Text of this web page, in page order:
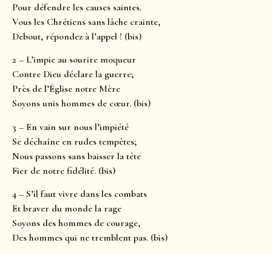
Pour défendre les causes saintes.
Vous les Chrétiens sans lâche crainte,
Debout, répondez à l’appel ! (bis)
2 – L’impie au sourire moqueur
Contre Dieu déclare la guerre;
Près de l’Église notre Mère
Soyons unis hommes de cœur. (bis)
3 – En vain sur nous l’impiété
Se déchaîne en rudes tempêtes;
Nous passons sans baisser la tête
Fier de notre fidélité. (bis)
4 – S’il faut vivre dans les combats
Et braver du monde la rage
Soyons des hommes de courage,
Des hommes qui ne tremblent pas. (bis)